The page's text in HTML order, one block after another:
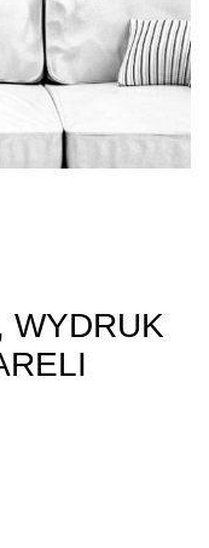
WYDRUK